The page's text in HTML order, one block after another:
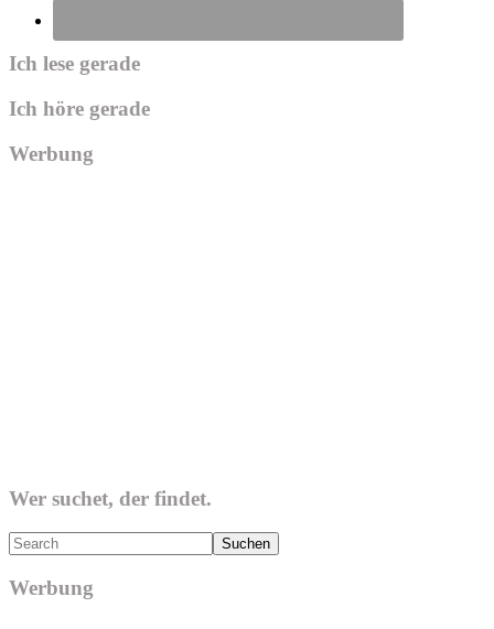
Ich lese gerade
Ich höre gerade
Werbung
Wer suchet, der findet.
Search
Werbung